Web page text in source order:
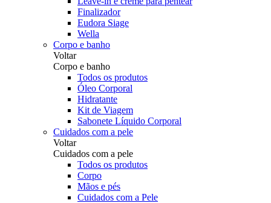
Finalizador
Eudora Siage
Wella
Corpo e banho
Voltar
Corpo e banho
Todos os produtos
Óleo Corporal
Hidratante
Kit de Viagem
Sabonete Líquido Corporal
Cuidados com a pele
Voltar
Cuidados com a pele
Todos os produtos
Corpo
Mãos e pés
Cuidados com a Pele